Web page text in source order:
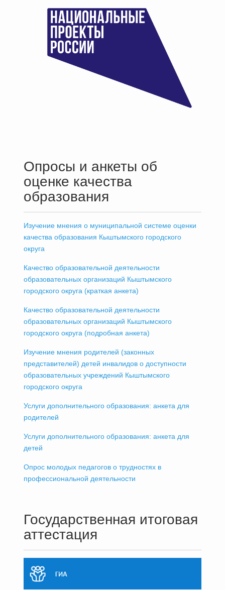
Опросы и анкеты об
оценке качества
образования
Изучение мнения о муниципальной системе оценки
качества образования Кыштымского городского
округа
Качество образовательной деятельности
образовательных организаций Кыштымского
городского округа (краткая анкета)
Качество образовательной деятельности
образовательных организаций Кыштымского
городского округа (подробная анкета)
Изучение мнения родителей (законных
представителей) детей инвалидов о доступности
образовательных учреждений Кыштымского
городского округа
Услуги дополнительного образования: анкета для
родителей
Услуги дополнительного образования: анкета для
детей
Опрос молодых педагогов о трудностях в
профессиональной деятельности
Государственная итоговая
аттестация